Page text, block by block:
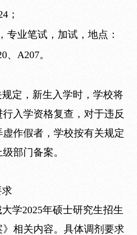
；
专业笔试，加试，地点：
、A207。
定，新生入学时，学校将
入学资格复查，对于违反
作假者，学校按有关规定
部门备案。
求
学2025年硕士研究生招生
相关内容。具体调剂要求